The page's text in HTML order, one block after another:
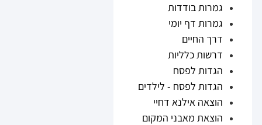
גמרות בודדות
גמרות דף יומי
דרך החיים
דרשות כלליות
הגדות לפסח
הגדות לפסח - לילדים
הוצאה אילנא דחיי
הוצאת מאבני המקום